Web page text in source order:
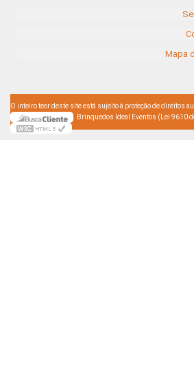
Mapa
O inteiro teor deste site está sujeito à proteção de direitos
Brinquedos Ideal Eventos (Lei 9610